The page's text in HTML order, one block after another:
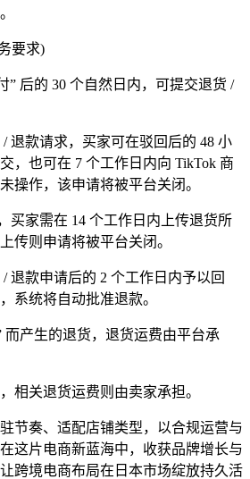
要求)
” 后的 30 个自然日内，可提交退货 /
退款请求，买家可在驳回后的 48 小
，也可在 7 个工作日内向 TikTok 商
操作，该申请将被平台关闭。
买家需在 14 个工作日内上传退货所
传则申请将被平台关闭。
退款申请后的 2 个工作日内予以回
系统将自动批准退款。
而产生的退货，退货运费由平台承
相关退货运费则由卖家承担。
节奏、适配店铺类型，以合规运营与
这片电商新蓝海中，收获品牌增长与
跨境电商布局在日本市场绽放持久活